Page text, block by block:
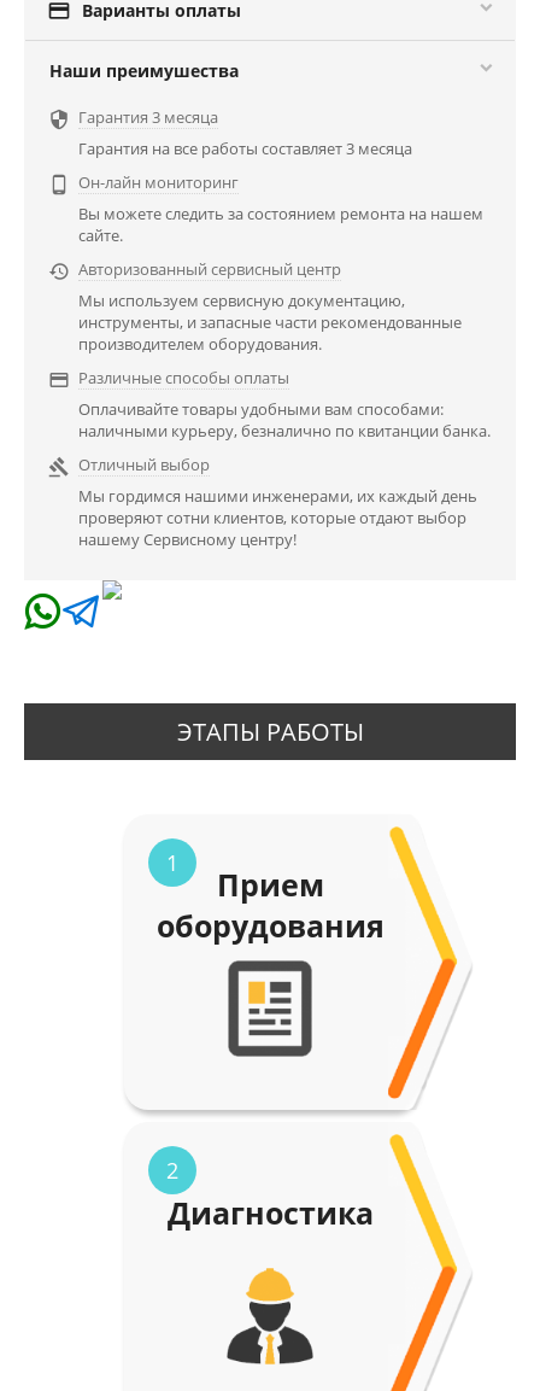
 Варианты оплаты
Наши преимушества
 Гарантия 3 месяца
Гарантия на все работы составляет 3 месяца

Он-лайн мониторинг
Вы можете следить за состоянием ремонта на нашем
сайте.
 Авторизованный сервисный центр
Мы используем сервисную документацию,
инструменты, и запасные части рекомендованные
производителем оборудования.
 Различные способы оплаты
Оплачивайте товары удобными вам способами:
наличными курьеру, безналично по квитанции банка.
 Отличный выбор
Мы гордимся нашими инженерами, их каждый день
проверяют сотни клиентов, которые отдают выбор
нашему Сервисному центру!
ЭТАПЫ РАБОТЫ
1
Прием
оборудования
2
Диагностика